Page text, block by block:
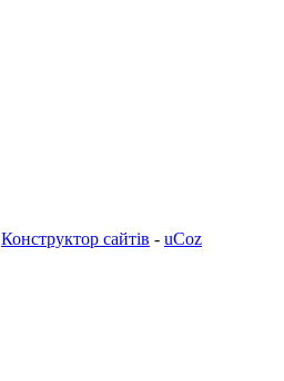
Конструктор сайтів - uCoz